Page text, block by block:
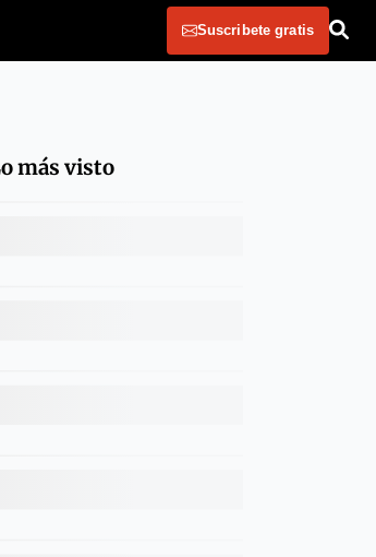
Suscribete gratis
más visto